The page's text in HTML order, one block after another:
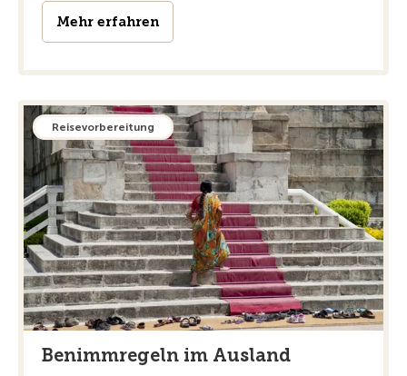
Mehr erfahren
Reisevorbereitung
Benimmregeln im Ausland